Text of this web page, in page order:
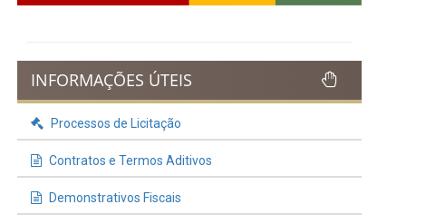
INFORMAÇÕES ÚTEIS
Processos de Licitação
Contratos e Termos Aditivos
Demonstrativos Fiscais